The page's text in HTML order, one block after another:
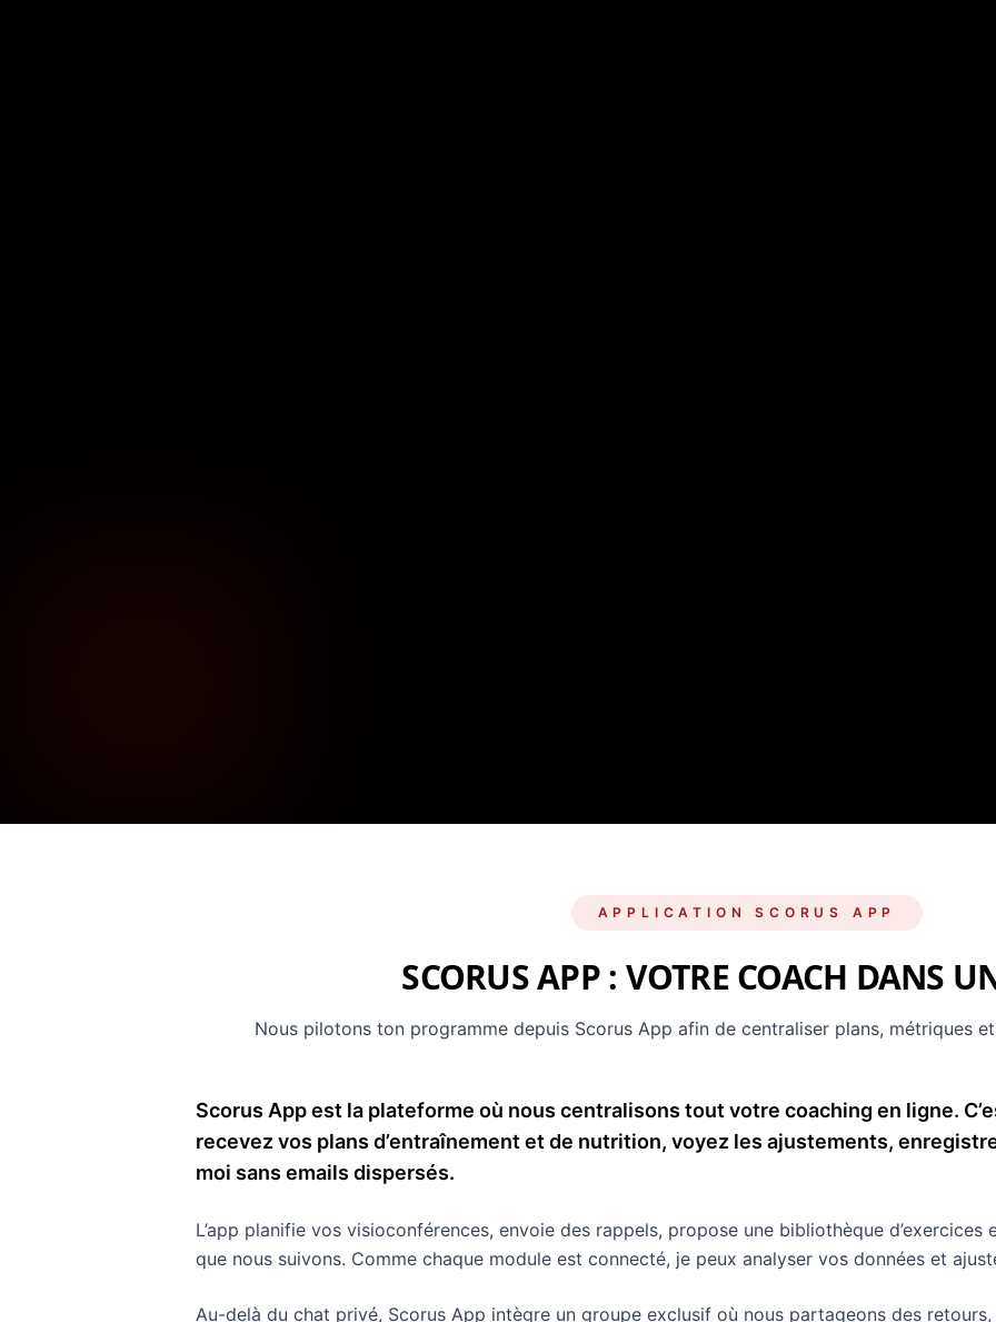
APPLICATION SCORUS APP
SCORUS APP : VOTRE COACH DANS
Nous pilotons ton programme depuis Scorus App afin de centraliser plans, métriques
Scorus App est la plateforme où nous centralisons tout votre coaching en ligne.
recevez vos plans d’entraînement et de nutrition, voyez les ajustements,
moi sans emails dispersés.
L’app planifie vos visioconférences, envoie des rappels, propose une bibliothèque
que nous suivons. Comme chaque module est connecté, je peux analyser vos données et
Au-delà du chat privé, Scorus App intègre un groupe exclusif où nous partageons des